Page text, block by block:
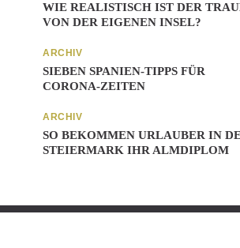
WIE REALISTISCH IST DER
VON DER EIGENEN INSEL?
ARCHIV
SIEBEN SPANIEN-TIPPS FÜR
CORONA-ZEITEN
ARCHIV
SO BEKOMMEN URLAUBER IN
STEIERMARK IHR ALMDIPLOM